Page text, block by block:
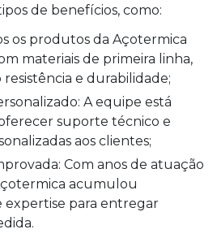
de benefícios, como:
materiais de primeira linha,
e durabilidade;
suporte técnico e
aos clientes;
acumulou
expertise para entregar